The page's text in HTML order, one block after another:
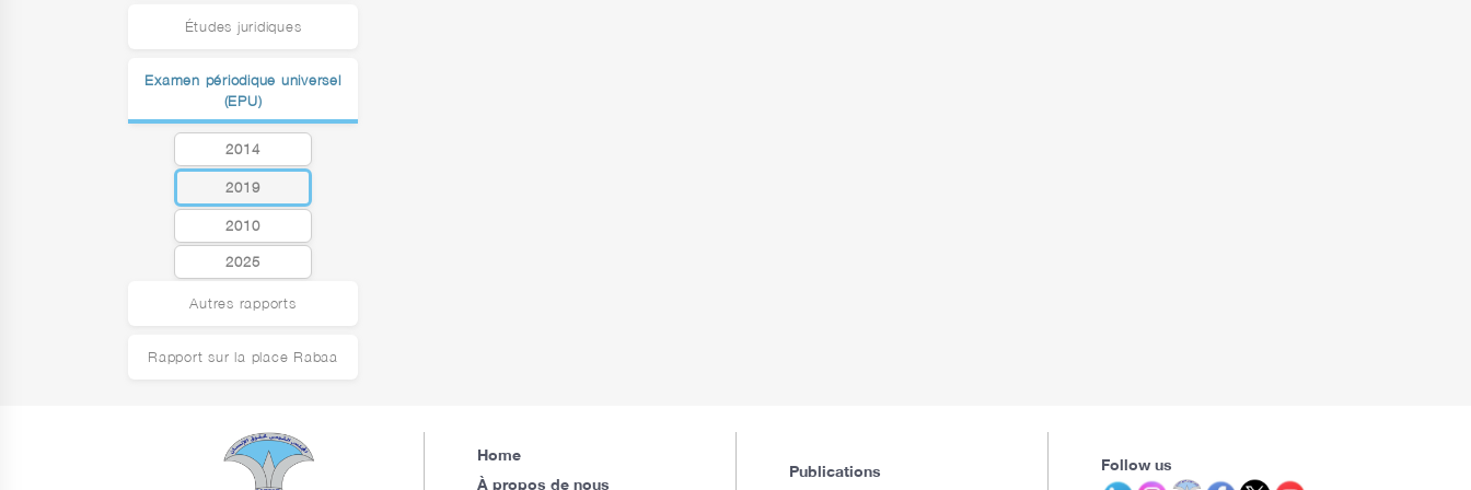
Études juridiques
Examen périodique universel
(EPU)
2014
2019
2010
2025
Autres rapports
Rapport sur la place Rabaa
Home
À propos de nous
Publications Follow us